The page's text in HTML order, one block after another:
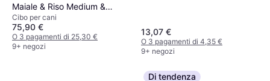
Maiale & Riso Medium &
Large Breed - Set Ö 2 x 12
kg 12kg
Cibo per cani
75,90 €
O 3 pagamenti di 25,30 €
9+ negozi
13,07 €
O 3 pagamenti di 4,35 €
9+ negozi
Di tendenza